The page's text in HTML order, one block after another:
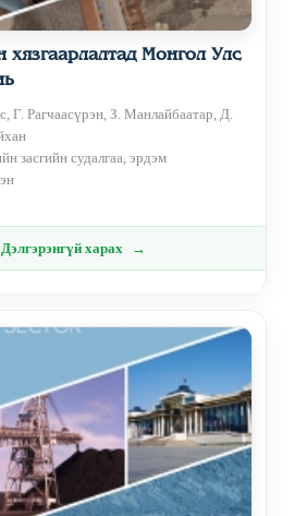
хязгаарлалтад Монгол Улс
Г. Рагчаасүрэн, З. Манлайбаатар, Д.
засгийн судалгаа, эрдэм
Дэлгэрэнгүй харах